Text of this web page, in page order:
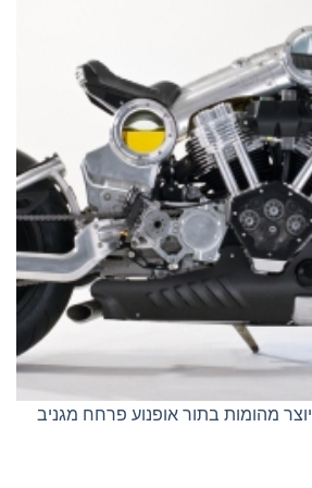
Confederate Fighter יוצר מהומות בתור אופנוע פרחח מגניב